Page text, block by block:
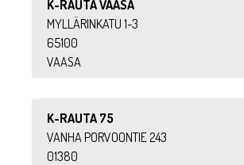
K-RAUTA VAASA
MYLLÄRINKATU 1-3
65100
VAASA
K-RAUTA 75
VANHA PORVOONTIE 243
01380